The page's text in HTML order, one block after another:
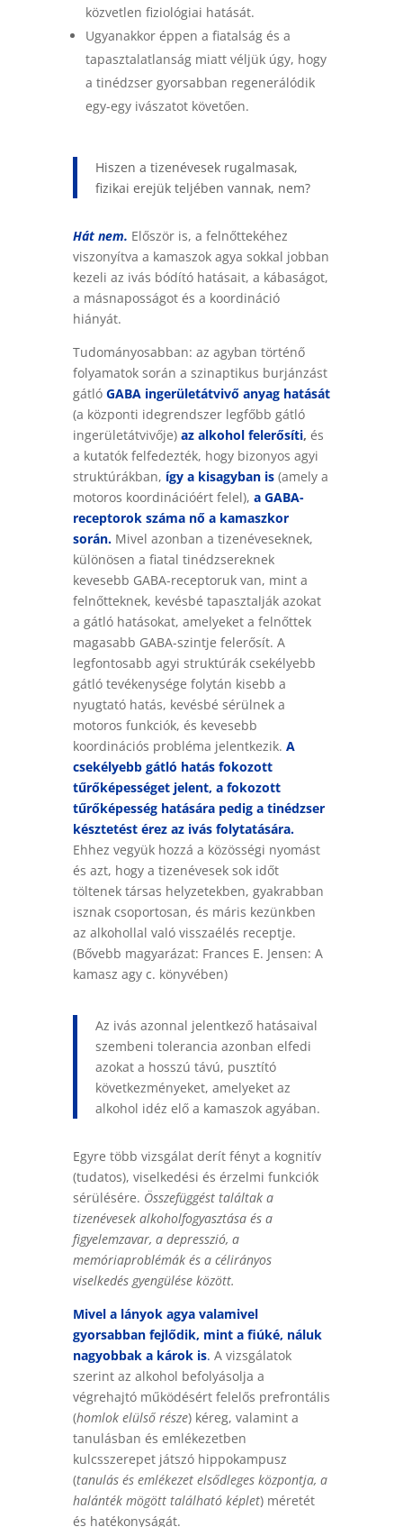
közvetlen fiziológiai hatását.
Ugyanakkor éppen a fiatalság és a
tapasztalatlanság miatt véljük úgy, hogy
a tinédzser gyorsabban regenerálódik
egy-egy ivászatot követően.
Hiszen a tizenévesek rugalmasak,
fizikai erejük teljében vannak, nem?
Hát nem. Először is, a felnőttekéhez
viszonyítva a kamaszok agya sokkal jobban
kezeli az ivás bódító hatásait, a kábaságot,
a másnaposságot és a koordináció
hiányát.
Tudományosabban: az agyban történő
folyamatok során a szinaptikus burjánzást
gátlóGABA ingerületátvivő anyag hatását
(a központi idegrendszer legfőbb gátló
ingerületátvivője) az alkohol felerősíti, és
a kutatók felfedezték, hogy bizonyos agyi
struktúrákban, így a kisagyban is (amely a
motoros koordinációért felel), a GABA-
receptorok száma nő a kamaszkor
során.Mivel azonban a tizenéveseknek,
különösen a fiatal tinédzsereknek
kevesebb GABA-receptoruk van, mint a
felnőtteknek, kevésbé tapasztalják azokat
a gátló hatásokat, amelyeket a felnőttek
magasabb GABA-szintje felerősít. A
legfontosabb agyi struktúrák csekélyebb
gátló tevékenysége folytán kisebb a
nyugtató hatás, kevésbé sérülnek a
motoros funkciók, és kevesebb
koordinációs probléma jelentkezik. A
csekélyebb gátló hatás fokozott
tűrőképességet jelent, a fokozott
tűrőképesség hatására pedig a tinédzser
késztetést érez az ivás folytatására.
Ehhez vegyük hozzá a közösségi nyomást
és azt, hogy a tizenévesek sok időt
töltenek társas helyzetekben, gyakrabban
isznak csoportosan, és máris kezünkben
az alkohollal való visszaélés receptje.
(Bővebb magyarázat: Frances E. Jensen: A
kamasz agy c. könyvében)
Az ivás azonnal jelentkező hatásaival
szembeni tolerancia azonban elfedi
azokat a hosszú távú, pusztító
következményeket, amelyeket az
alkohol idéz elő a kamaszok agyában.
Egyre több vizsgálat derít fényt a kognitív
(tudatos), viselkedési és érzelmi funkciók
sérülésére. Összefüggést találtak a
tizenévesek alkoholfogyasztása és a
figyelemzavar, a depresszió, a
memóriaproblémák és a célirányos
viselkedés gyengülése között.
Mivel a lányok agya valamivel
gyorsabban fejlődik, mint a fiúké, náluk
nagyobbak a károk is. A vizsgálatok
szerint az alkohol befolyásolja a
végrehajtó működésért felelős prefrontális
(homlok elülső része) kéreg, valamint a
tanulásban és emlékezetben
kulcsszerepet játszó hippokampusz
(tanulás és emlékezet elsődleges központja, a
halánték mögött található képlet) méretét
és hatékonyságát.